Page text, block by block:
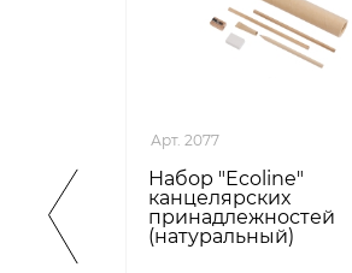
Арт. 2077
Набор "Ecoline"
канцелярских
принадлежностей
(натуральный)